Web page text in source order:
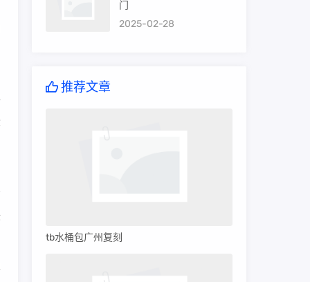
门
2025-02-28
推荐文章
tb水桶包广州复刻